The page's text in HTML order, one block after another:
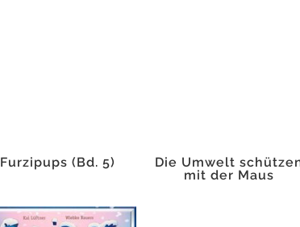
Furzipups (Bd. 5)
Die Umwelt
mit der Maus